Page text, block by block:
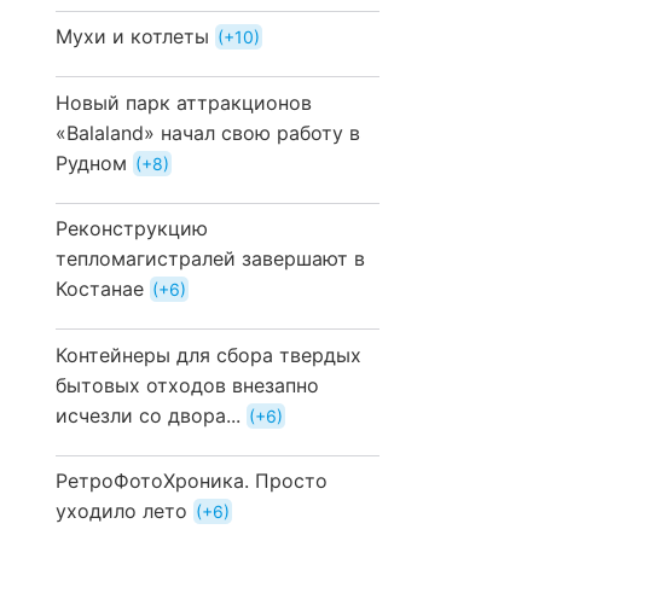
Мухи и котлеты +10
Новый парк аттракционов
«Balaland» начал свою работу в
Рудном
+8
Реконструкцию
тепломагистралей завершают в
Костанае
+6
Контейнеры для сбора твердых
бытовых отходов внезапно
исчезли со двора...
+6
РетроФотоХроника. Просто
уходило лето
+6